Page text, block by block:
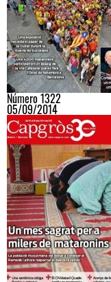
Número 1322
05/09/2014